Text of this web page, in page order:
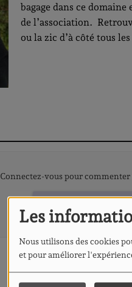
Les
Nous utilisons des cookies
et pour améliorer
bagage dans ce
de l’association.
ou la zic d’à côté tous
Connectez-vous pour commenter